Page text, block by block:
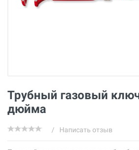
Трубный газовый ключ
дюйма
/ Написать отзыв